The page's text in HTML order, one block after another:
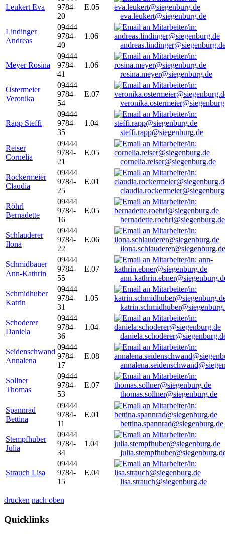
Leukert Eva
9784-
20
E.05
eva.leukert@siegenburg.de
Lindinger
Andreas
09444
9784-
40
1.06
Meyer Rosina
09444
9784-
41
1.06
rosina.meyer@siegenburg.de
Ostermeier
Veronika
09444
9784-
54
E.07
Rapp Steffi
09444
9784-
35
1.04
steffi.rapp@siegenburg.de
Reiser
Cornelia
09444
9784-
21
E.05
cornelia.reiser@siegenburg.de
Rockermeier
Claudia
09444
9784-
25
E.01
Röhrl
Bernadette
09444
9784-
16
E.05
bernadette.roehrl@siegenburg.de
Schlauderer
Ilona
09444
9784-
22
E.06
ilona.schlauderer@siegenburg.de
Schmidbauer
Ann-Kathrin
09444
9784-
55
E.07
ann-
Schmidhuber
Katrin
09444
9784-
31
1.05
Schoderer
Daniela
09444
9784-
36
1.04
Seidenschwand
Annalena
09444
9784-
17
E.08
Sollner
Thomas
09444
9784-
53
E.07
thomas.sollner@siegenburg.de
Spannrad
Bettina
09444
9784-
11
E.01
bettina.spannrad@siegenburg.de
Stempfhuber
Julia
09444
9784-
34
1.04
Strauch Lisa
09444
9784-
15
E.04
lisa.strauch@siegenburg.de
drucken nach oben
Quicklinks